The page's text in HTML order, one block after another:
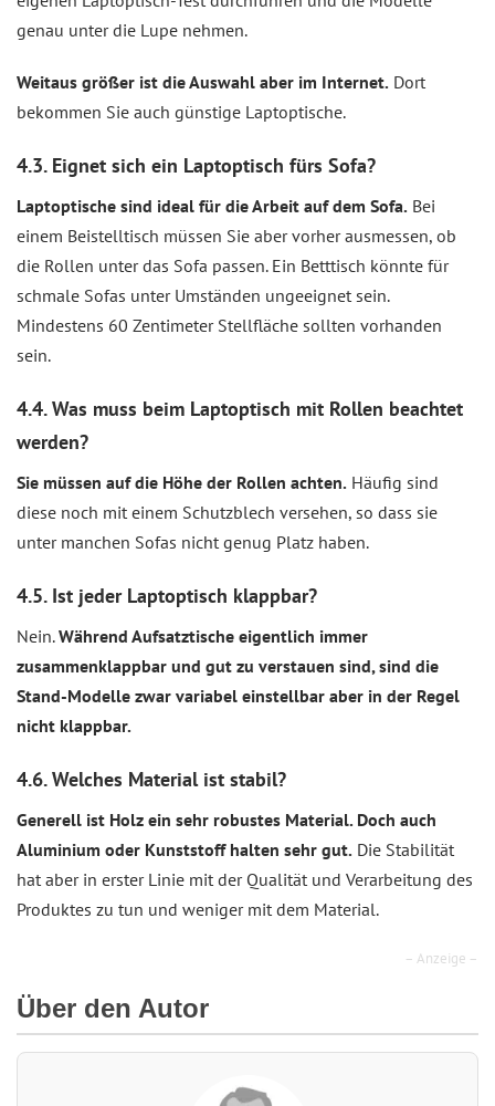
genau unter die Lupe nehmen.
Weitaus größer ist die Auswahl aber im Internet. Dort
bekommen Sie auch günstige Laptoptische.
4.3. Eignet sich ein Laptoptisch fürs Sofa?
Laptoptische sind ideal für die Arbeit auf dem Sofa. Bei
einem Beistelltisch müssen Sie aber vorher ausmessen, ob
die Rollen unter das Sofa passen. Ein Betttisch könnte für
schmale Sofas unter Umständen ungeeignet sein.
Mindestens 60 Zentimeter Stellfläche sollten vorhanden
sein.
4.4. Was muss beim Laptoptisch mit Rollen beachtet
werden?
Sie müssen auf die Höhe der Rollen achten. Häufig sind
diese noch mit einem Schutzblech versehen, so dass sie
unter manchen Sofas nicht genug Platz haben.
4.5. Ist jeder Laptoptisch klappbar?
Nein.Während Aufsatztische eigentlich immer
zusammenklappbar und gut zu verstauen sind, sind die
Stand-Modelle zwar variabel einstellbar aber in der Regel
nicht klappbar.
4.6. Welches Material ist stabil?
Generell ist Holz ein sehr robustes Material. Doch auch
Aluminium oder Kunststoff halten sehr gut. Die Stabilität
hat aber in erster Linie mit der Qualität und Verarbeitung des
Produktes zu tun und weniger mit dem Material.
– Anzeige –
Über den Autor